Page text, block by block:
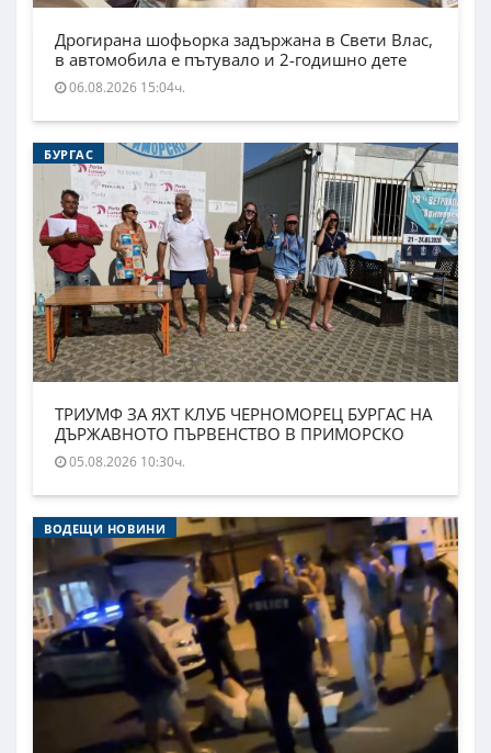
Дрогирана шофьорка задържана в Свети Влас,
в автомобила е пътувало и 2-годишно дете
06.08.2026 15:04ч.
БУРГАС
ТРИУМФ ЗА ЯХТ КЛУБ ЧЕРНОМОРЕЦ БУРГАС НА
ДЪРЖАВНОТО ПЪРВЕНСТВО В ПРИМОРСКО
05.08.2026 10:30ч.
ВОДЕЩИ НОВИНИ